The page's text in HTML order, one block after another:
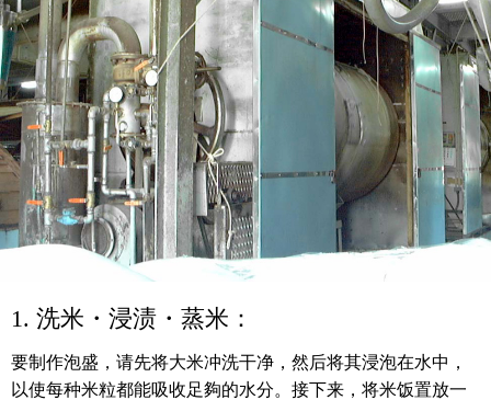
1. 洗米・浸渍・蒸米：
要制作泡盛，请先将大米冲洗干净，然后将其浸泡在水中，
以使每种米粒都能吸收足夠的水分。接下来，将米饭置放一